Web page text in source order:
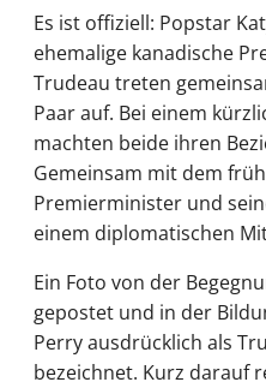
Es ist offiziell: Popstar
ehemalige kanadische
Trudeau treten
Paar auf. Bei einem
machten beide ihren
Gemeinsam mit dem
Premierminister und
einem diplomatischen
Ein Foto von der
gepostet und in der
Perry ausdrücklich als
bezeichnet. Kurz darauf